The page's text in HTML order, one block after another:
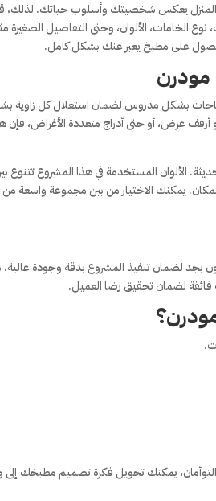
المنزل يعكس شخصيتك وأسلوب حياتك. لذلك،
يمكنك اختيار شكل الضلف، نوع الخامات، الألوان، وحتى التفاصيل
على مطبخ يعبر عنك بشكل كامل.
بشكل مدروس لضمان استغلال كل زاوية
أرفف عرض، أو حتى أدراج متعددة الأغراض، فإن
الألوان المستخدمة في هذا المشروع تتنوع
يمكنك الاختيار من بين مجموعة واسعة من
بجد لضمان تنفيذ المشروع بدقة وجودة عالية.
فائقة لضمان تحقيق رضا العميل.
يمكنك تحويل فكرة تصميم مطبخك إلى